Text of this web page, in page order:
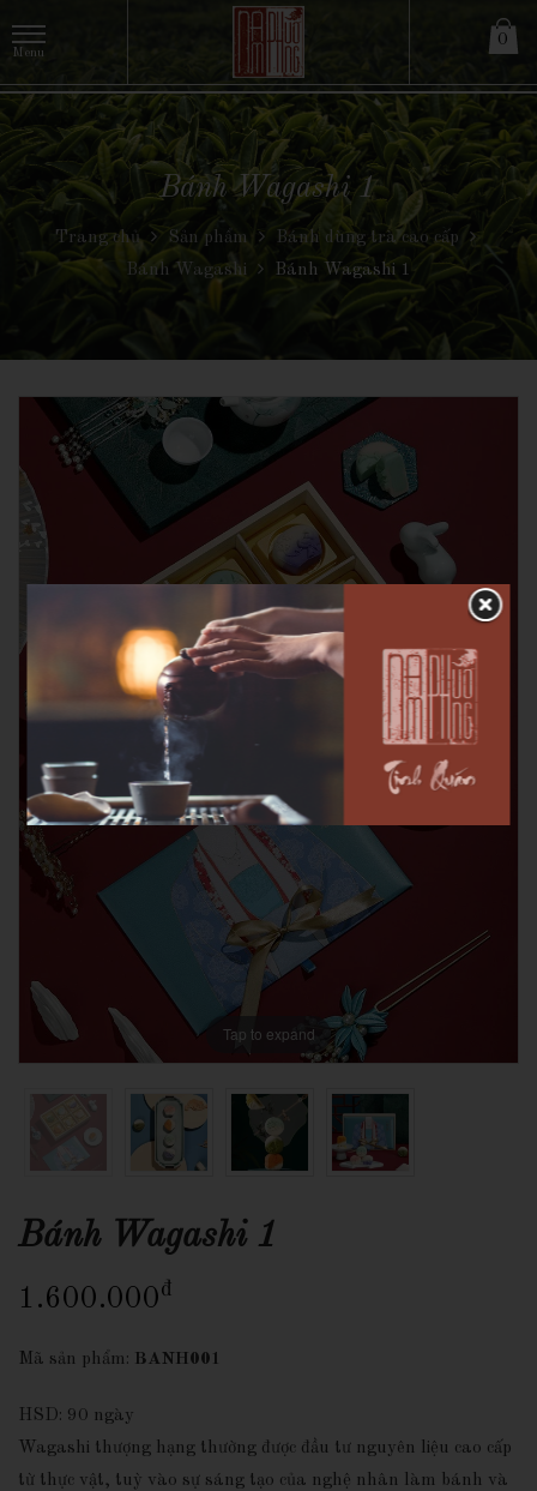
0
Bánh Wagashi 1
Trang chủ Sản phẩm
Bánh dùng trà cao cấp
Bánh Wagashi
Bánh Wagashi 1
Tap to expand
Bánh Wagashi 1
1.600.000đ
Mã sản phẩm: BANH001
HSD: 90 ngày
Wagashi thượng hạng thường được đầu tư nguyên liệu cao cấp
từ thực vật, tuỳ vào sự sáng tạo của nghệ nhân làm bánh và